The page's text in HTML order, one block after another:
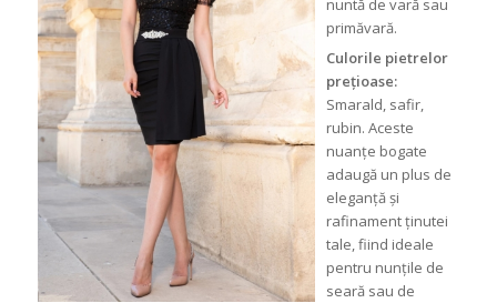
nuntă de vară sau
primăvară.
Culorile pietrelor
prețioase:
Smarald, safir,
rubin. Aceste
nuanțe bogate
adaugă un plus de
eleganță și
rafinament ținutei
tale, fiind ideale
pentru nunțile de
seară sau de